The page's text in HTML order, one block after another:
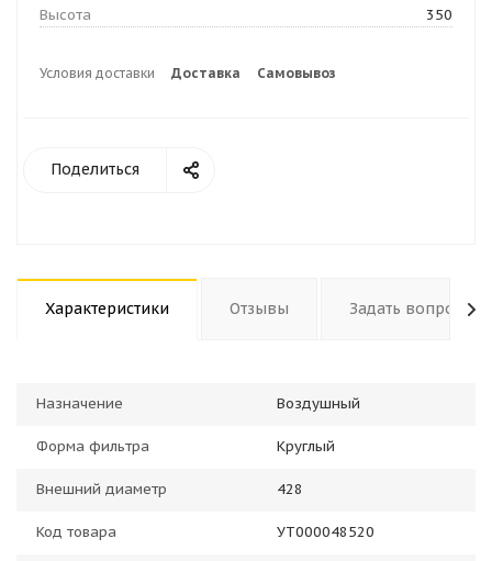
Высота
350
Условия доставки Доставка Самовывоз
Поделиться
Характеристики Отзывы Задать вопрос
Назначение Воздушный
Форма фильтра Круглый
Внешний диаметр 428
Код товара УТ000048520